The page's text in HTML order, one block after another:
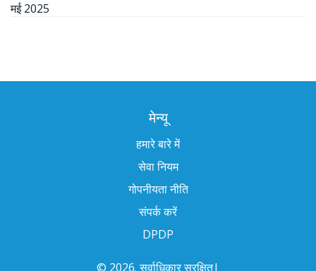
मई 2025
मेन्यू
हमारे बारे में
सेवा नियम
गोपनीयता नीति
संपर्क करें
DPDP
© 2026. सर्वाधिकार सुरक्षित|